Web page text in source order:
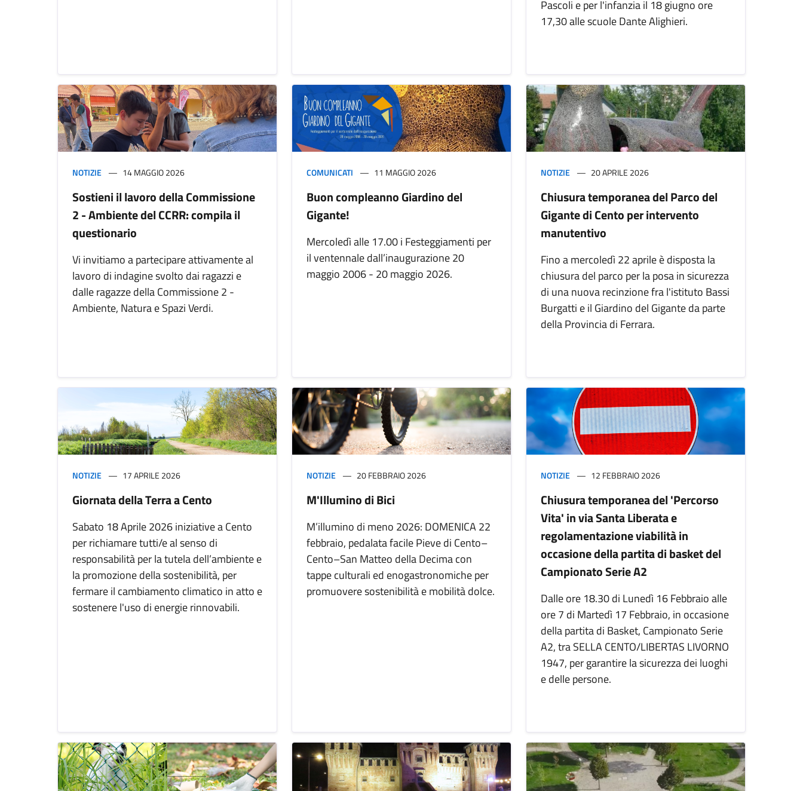
Pascoli e per l'infanzia il 18 giugno ore
17,30 alle scuole Dante Alighieri.
NOTIZIE 14 MAGGIO 2026
Sostieni il lavoro della Commissione
2 - Ambiente del CCRR: compila il
questionario
Vi invitiamo a partecipare attivamente al
lavoro di indagine svolto dai ragazzi e
dalle ragazze della Commissione 2 -
Ambiente, Natura e Spazi Verdi.
COMUNICATI 11 MAGGIO 2026
Buon compleanno Giardino del
Gigante!
Mercoledì alle 17.00 i Festeggiamenti per
il ventennale dall’inaugurazione 20
maggio 2006 - 20 maggio 2026.
NOTIZIE 20 APRILE 2026
Chiusura temporanea del Parco del
Gigante di Cento per intervento
manutentivo
Fino a mercoledì 22 aprile è disposta la
chiusura del parco per la posa in sicurezza
di una nuova recinzione fra l'istituto Bassi
Burgatti e il Giardino del Gigante da parte
della Provincia di Ferrara.
NOTIZIE 17 APRILE 2026
Giornata della Terra a Cento
Sabato 18 Aprile 2026 iniziative a Cento
per richiamare tutti/e al senso di
responsabilità per la tutela dell’ambiente e
la promozione della sostenibilità, per
fermare il cambiamento climatico in atto e
sostenere l'uso di energie rinnovabili.
NOTIZIE 20 FEBBRAIO 2026
M'Illumino di Bici
M’illumino di meno 2026: DOMENICA 22
febbraio, pedalata facile Pieve di Cento–
Cento–San Matteo della Decima con
tappe culturali ed enogastronomiche per
promuovere sostenibilità e mobilità dolce.
NOTIZIE 12 FEBBRAIO 2026
Chiusura temporanea del 'Percorso
Vita' in via Santa Liberata e
regolamentazione viabilità in
occasione della partita di basket del
Campionato Serie A2
Dalle ore 18.30 di Lunedì 16 Febbraio alle
ore 7 di Martedì 17 Febbraio, in occasione
della partita di Basket, Campionato Serie
A2, tra SELLA CENTO/LIBERTAS LIVORNO
1947, per garantire la sicurezza dei luoghi
e delle persone.